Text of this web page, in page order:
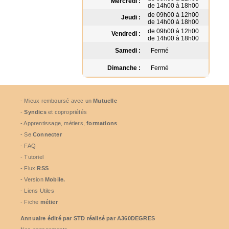
de 14h00 à 18h00
Jeudi :
de 09h00 à 12h00
de 14h00 à 18h00
Vendredi :
de 09h00 à 12h00
de 14h00 à 18h00
Samedi :
Fermé
Dimanche : Fermé
- Mieux remboursé avec unMutuelle
-Syndicset copropriétés
- Apprentissage, métiers,formations
- Se Connecter
- FAQ
- Tutoriel
- FluxRSS
- Version Mobile.
- Liens Utiles
- Fiche métier
Annuaire édité par STD réalisé par A360DEGRES